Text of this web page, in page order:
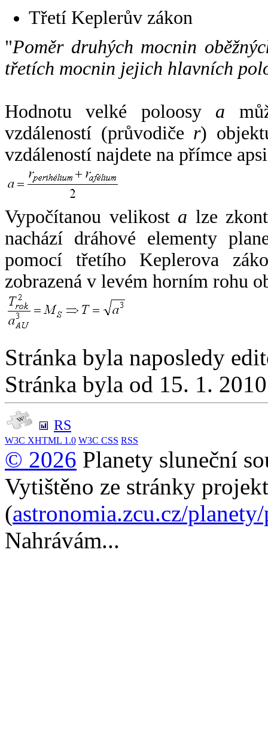
Třetí Keplerův zákon
"Poměr druhých mocnin
třetích mocnin jejich hlavních
Hodnotu velké poloosy a
vzdáleností (průvodiče r)
vzdáleností najdete na přímce
Vypočítanou velikost a lze
nachází dráhové elementy
pomocí třetího Keplerova
zobrazená v levém horním rohu
Stránka byla naposledy
Stránka byla od 15. 1.
RS
W3C XHTML 1.0 W3C CSS RSS
© 2026 Planety sluneční
Vytištěno ze stránky
(astronomia.zcu.cz/
Nahrávám...